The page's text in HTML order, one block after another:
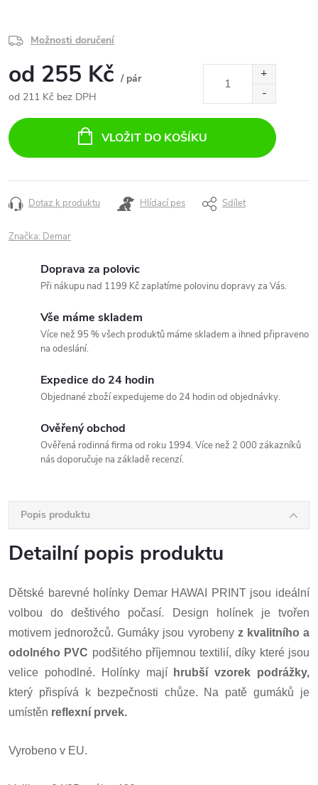
Možnosti doručení
od 255 Kč / pár
od 211 Kč bez DPH
cena:
VLOŽIT DO KOŠÍKU
Dotaz k produktu Hlídací pes Sdílet
Značka: Demar
Doprava za polovic
Při nákupu nad 1199 Kč zaplatíme polovinu dopravy za Vás.
Vše máme skladem
Více než 95 % všech produktů máme skladem a ihned připraveno
na odeslání.
Expedice do 24 hodin
Objednané zboží expedujeme do 24 hodin od objednávky.
Ověřený obchod
Ověřená rodinná firma od roku 1994. Více než 2 000 zákazníků
nás doporučuje na základě recenzí.
Popis produktu
Detailní popis produktu
Dětské barevné holínky Demar HAWAI PRINT jsou ideální
volbou do deštivého počasí. Design holínek je tvořen
motivem jednorožců. Gumáky jsou vyrobeny z kvalitního a
odolného PVC podšitého příjemnou textilií, díky které jsou
velice pohodlné. Holínky mají
hrubší vzorek podrážky,
který přispívá k bezpečnosti chůze. Na patě gumáků je
umístěn reflexní prvek.
Vyrobeno v EU.